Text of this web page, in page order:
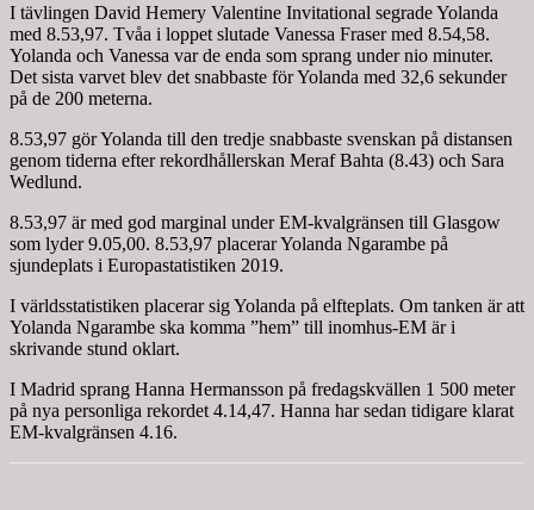
I tävlingen David Hemery Valentine Invitational segrade Yolanda
med 8.53,97. Tvåa i loppet slutade Vanessa Fraser med 8.54,58.
Yolanda och Vanessa var de enda som sprang under nio minuter.
Det sista varvet blev det snabbaste för Yolanda med 32,6 sekunder
på de 200 meterna.
8.53,97 gör Yolanda till den tredje snabbaste svenskan på distansen
genom tiderna efter rekordhållerskan Meraf Bahta (8.43) och Sara
Wedlund.
8.53,97 är med god marginal under EM-kvalgränsen till Glasgow
som lyder 9.05,00. 8.53,97 placerar Yolanda Ngarambe på
sjundeplats i Europastatistiken 2019.
I världsstatistiken placerar sig Yolanda på elfteplats. Om tanken är att
Yolanda Ngarambe ska komma ”hem” till inomhus-EM är i
skrivande stund oklart.
I Madrid sprang Hanna Hermansson på fredagskvällen 1 500 meter
på nya personliga rekordet 4.14,47. Hanna har sedan tidigare klarat
EM-kvalgränsen 4.16.